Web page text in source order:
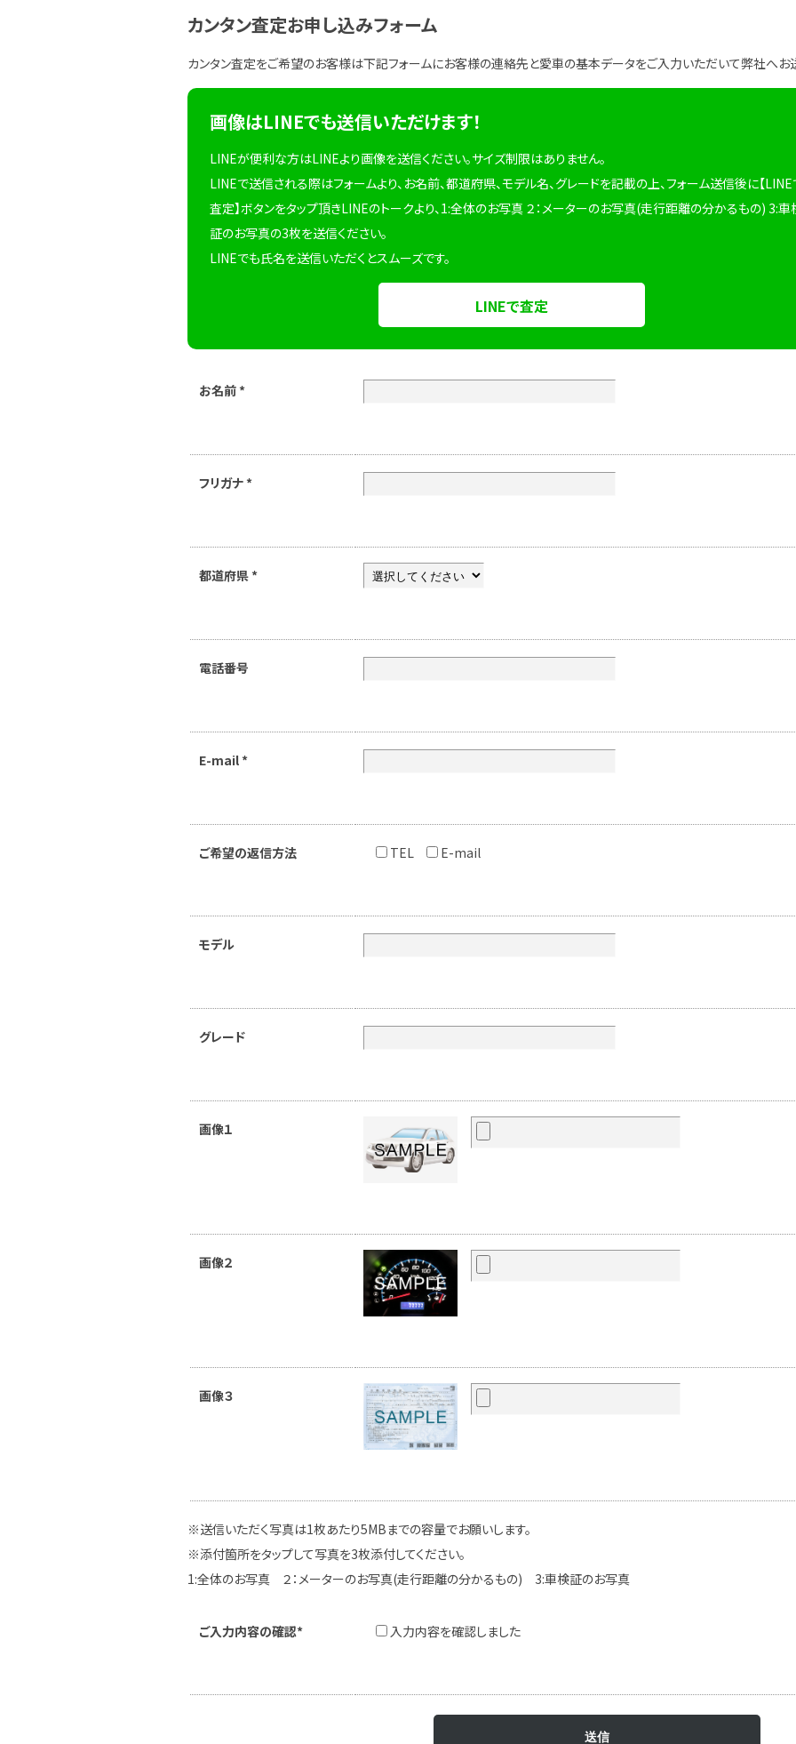
カンタン査定お申し込みフォーム
カンタン査定をご希望のお客様は下記フォームにお客様の連絡先と愛車の基本データをご入力いただいて弊社へお
画像はLINEでも送信いただけます！
LINEが便利な方はLINEより画像を送信ください。サイズ制限はありません。
LINEで送信される際はフォームより、お名前、都道府県、モデル名、グレードを記載の上、フォーム送信後に【LINE
査定】ボタンをタップ頂きLINEのトークより、1:全体のお写真 ２：メーターのお写真(走行距離の分かるもの) 3:車
証のお写真の3枚を送信ください。
LINEでも氏名を送信いただくとスムーズです。
LINEで査定
お名前 *
フリガナ *
都道府県 *
電話番号
E-mail *
ご希望の返信方法 TEL E-mail
モデル
グレード
画像１
画像２
画像３
※送信いただく写真は1枚あたり5MBまでの容量でお願いします。
※添付箇所をタップして写真を3枚添付してください。
1:全体のお写真 ２：メーターのお写真(走行距離の分かるもの) 3:車検証のお写真
ご入力内容の確認* 入力内容を確認しました